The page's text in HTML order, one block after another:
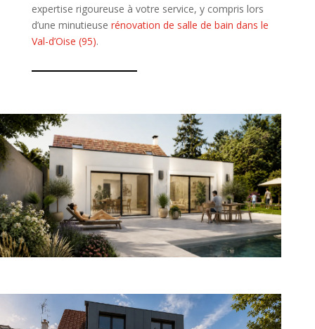
expertise rigoureuse à votre service, y compris lors
d’une minutieuse rénovation de salle de bain dans le
Val-d’Oise (95).